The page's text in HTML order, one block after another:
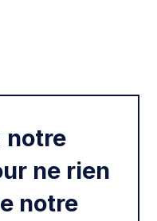
notre
ne rien
notre